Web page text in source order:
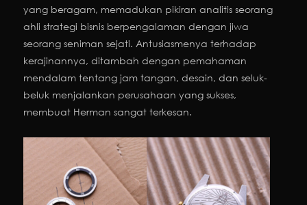
yang beragam, memadukan pikiran analitis seorang
ahli strategi bisnis berpengalaman dengan jiwa
seorang seniman sejati. Antusiasmenya terhadap
kerajinannya, ditambah dengan pemahaman
mendalam tentang jam tangan, desain, dan seluk-
beluk menjalankan perusahaan yang sukses,
membuat Herman sangat terkesan.